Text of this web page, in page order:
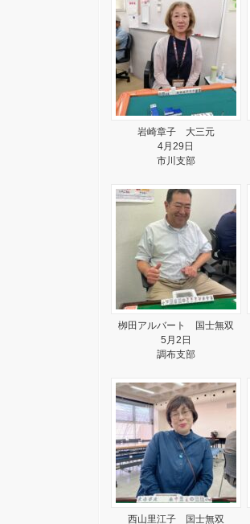
岩崎章子 大三元
4月29日
市川支部
栁田アルバート 国士無双
5月2日
調布支部
西山里江子 国士無双